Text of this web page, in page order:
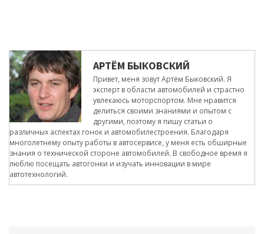
АРТЁМ БЫКОВСКИЙ
Привет, меня зовут Артём Быковский. Я
эксперт в области автомобилей и страстно
увлекаюсь моторспортом. Мне нравится
делиться своими знаниями и опытом с
другими, поэтому я пишу статьи о
различных аспектах гонок и автомобилестроения. Благодаря
многолетнему опыту работы в автосервисе, у меня есть обширные
знания о технической стороне автомобилей. В свободное время я
люблю посещать автогонки и изучать инновации в мире
автотехнологий.